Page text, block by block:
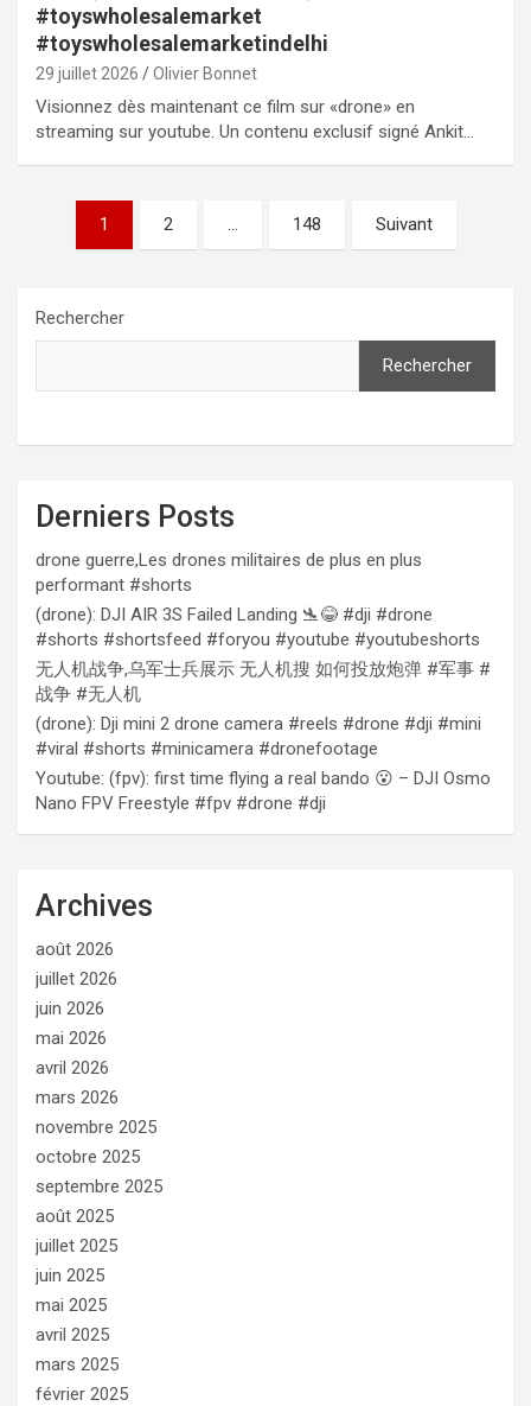
#toyswholesalemarket
#toyswholesalemarketindelhi
29 juillet 2026 Olivier Bonnet
Visionnez dès maintenant ce film sur «drone» en
streaming sur youtube. Un contenu exclusif signé Ankit…
Pagination
1 2 … 148 Suivant
Rechercher
Rechercher
Derniers Posts
drone guerre,Les drones militaires de plus en plus
performant #shorts
(drone): DJI AIR 3S Failed Landing 🛬😂 #dji #drone
#shorts #shortsfeed #foryou #youtube #youtubeshorts
无人机战争,乌军士兵展示 无人机搜 如何投放炮弹 #军事 #
战争 #无人机
(drone): Dji mini 2 drone camera #reels #drone #dji #mini
#viral #shorts #minicamera #dronefootage
Youtube: (fpv): first time flying a real bando 😮 – DJI Osmo
Nano FPV Freestyle #fpv #drone #dji
Archives
août 2026
juillet 2026
juin 2026
mai 2026
avril 2026
mars 2026
novembre 2025
octobre 2025
septembre 2025
août 2025
juillet 2025
juin 2025
mai 2025
avril 2025
mars 2025
février 2025